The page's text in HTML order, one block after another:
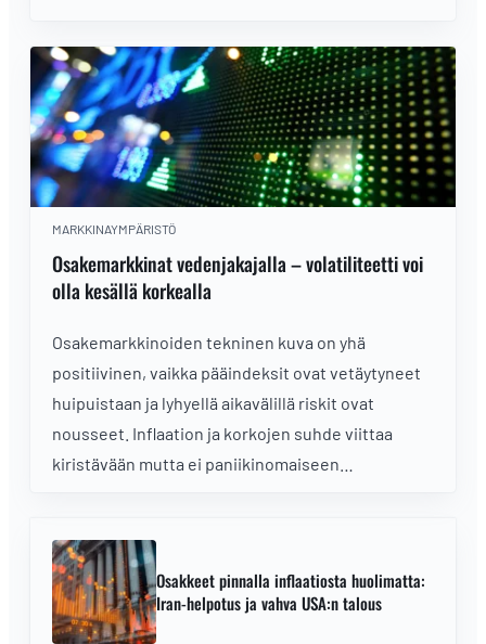
volatiliteetin odotetaan pysyvän kesällä koholla.
MARKKINAYMPÄRISTÖ
Osakemarkkinat vedenjakajalla – volatiliteetti voi
olla kesällä korkealla
Osakemarkkinoiden tekninen kuva on yhä
positiivinen, vaikka pääindeksit ovat vetäytyneet
huipuistaan ja lyhyellä aikavälillä riskit ovat
nousseet. Inflaation ja korkojen suhde viittaa
kiristävään mutta ei paniikinomaiseen
puolijohdeosakkeet säilyvät markkinaliidereinä.
Osakkeet pinnalla inflaatiosta huolimatta:
Iran-helpotus ja vahva USA:n talous